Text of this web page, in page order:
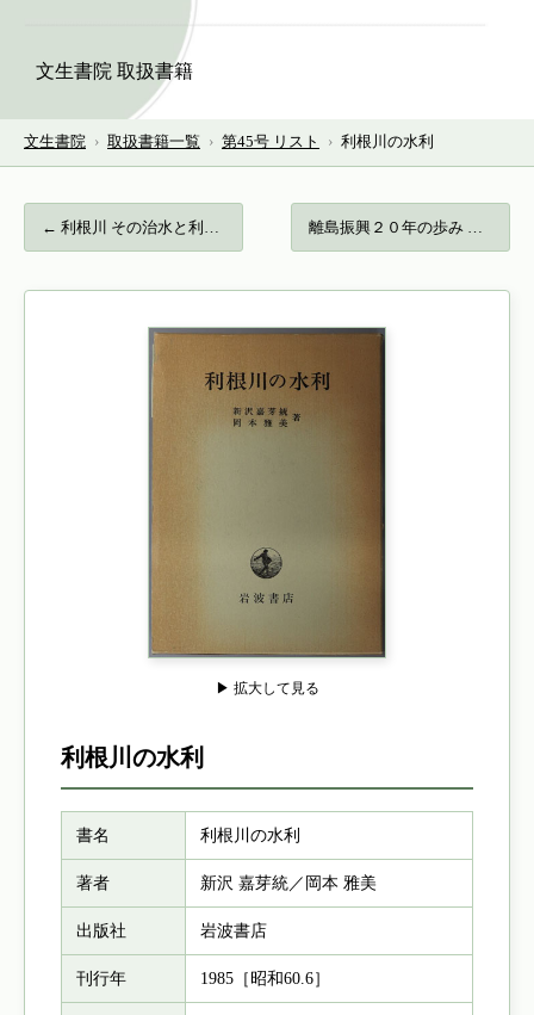
文生書院 取扱書籍
文生書院 › 取扱書籍一覧 › 第45号 リスト › 利根川の水利
← 利根川 その治水と利水… 離島振興２０年の歩み 写真編… →
▶ 拡大して見る
利根川の水利
書名 利根川の水利
著者 新沢 嘉芽統／岡本 雅美
出版社 岩波書店
刊行年 1985［昭和60.6］